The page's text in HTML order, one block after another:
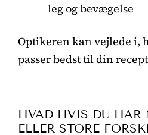
leg og bevægelse
Optikeren kan vejlede i,
passer bedst til din
HVAD HVIS DU HAR
ELLER STORE